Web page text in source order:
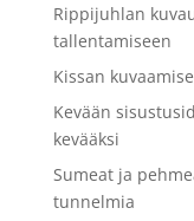
Rippijuhlan
tallentamiseen
Kissan
Kevään
kevääksi
Sumeat ja
tunnelmia